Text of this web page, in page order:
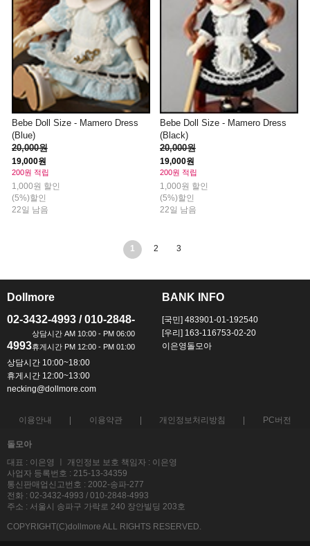
Bebe Doll Size - Mamero Dress
(Blue)
20,000원
19,000원
200원 적립
1,000원 할인
(5%)할인
22일 남음
Bebe Doll Size - Mamero Dress
(Black)
20,000원
19,000원
200원 적립
1,000원 할인
(5%)할인
22일 남음
1 2 3
Dollmore
02-3432-4993 / 010-2848-
4993
상담시간 10:00~18:00
휴게시간 12:00~13:00
necking@dollmore.com
BANK INFO
[국민] 483901-01-192540
[우리] 163-116753-02-20
이은영돌모아
이용안내 이용약관 개인정보처리방침 PC버전
돌모아
대표 : 이은영 ㅣ 개인정보 보호 책임자 : 이은영
사업자 등록번호 : 215-13-34359
통신판매업신고번호 : 2002-송파-277
전화 : 02-3432-4993 / 010-2848-4993
주소 : 서울시 송파구 가락로 240 장안빌딩 203호
COPYRIGHT(C)dollmore ALL RIGHTS RESERVED.